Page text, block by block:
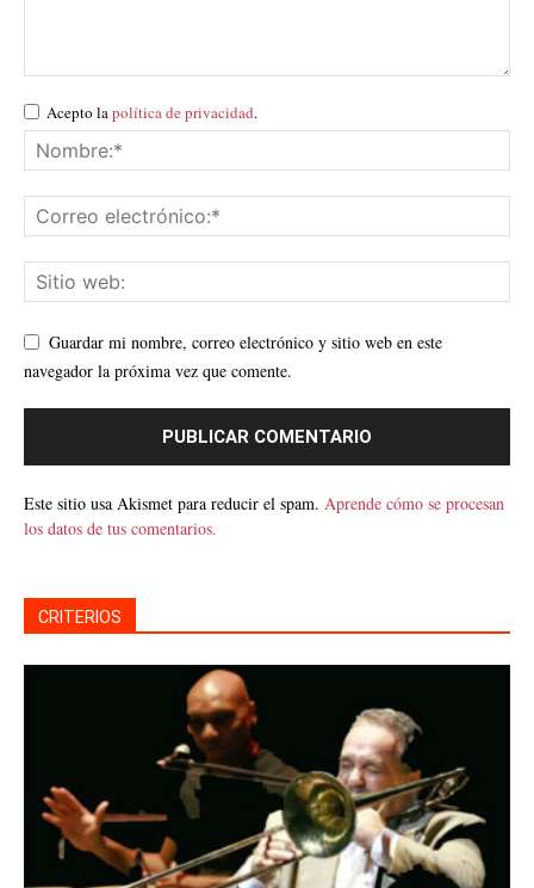
Acepto lapolítica de privacidad.
Guardar mi nombre, correo electrónico y sitio web en este
navegador la próxima vez que comente.
Este sitio usa Akismet para reducir el spam. Aprende cómo se procesan
los datos de tus comentarios.
CRITERIOS